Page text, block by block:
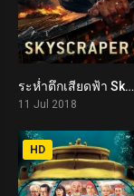
5.8ระห่ำตึกเสียดฟ้า Skyscraper (2018)
11 Jul 2018
HD